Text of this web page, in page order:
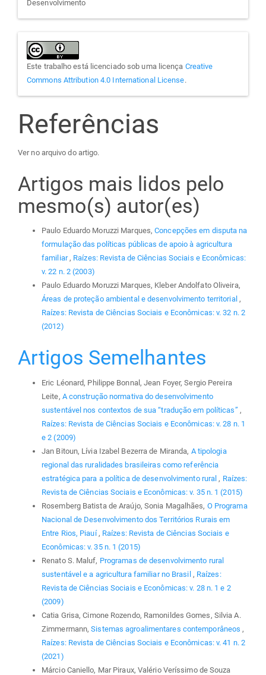
Desenvolvimento
Este trabalho está licenciado sob uma licença Creative
Commons Attribution 4.0 International License.
Referências
Ver no arquivo do artigo.
Artigos mais lidos pelo
mesmo(s) autor(es)
Paulo Eduardo Moruzzi Marques,Concepções em disputa na
formulação das políticas públicas de apoio à agricultura
familiar, Raízes: Revista de Ciências Sociais e Econômicas:
v. 22 n. 2 (2003)
Paulo Eduardo Moruzzi Marques, Kleber Andolfato Oliveira,
Áreas de proteção ambiental e desenvolvimento territorial ,
Raízes: Revista de Ciências Sociais e Econômicas: v. 32 n. 2
(2012)
Artigos Semelhantes
Eric Léonard, Philippe Bonnal, Jean Foyer, Sergio Pereira
Leite, A construção normativa do desenvolvimento
sustentável nos contextos de sua “tradução em políticas” ,
Raízes: Revista de Ciências Sociais e Econômicas: v. 28 n. 1
e 2 (2009)
Jan Bitoun, Lívia Izabel Bezerra de Miranda, A tipologia
regional das ruralidades brasileiras como referência
estratégica para a política de desenvolvimento rural , Raízes:
Revista de Ciências Sociais e Econômicas: v. 35 n. 1 (2015)
Rosemberg Batista de Araújo, Sonia Magalhães, O Programa
Nacional de Desenvolvimento dos Territórios Rurais em
Entre Rios, Piauí , Raízes: Revista de Ciências Sociais e
Econômicas: v. 35 n. 1 (2015)
Renato S. Maluf, Programas de desenvolvimento rural
sustentável e a agricultura familiar no Brasil , Raízes:
Revista de Ciências Sociais e Econômicas: v. 28 n. 1 e 2
(2009)
Catia Grisa, Cimone Rozendo, Ramonildes Gomes, Silvia A.
Zimmermann,Sistemas agroalimentares contemporâneos ,
Raízes: Revista de Ciências Sociais e Econômicas: v. 41 n. 2
(2021)
Márcio Caniello, Mar Piraux, Valério Veríssimo de Souza